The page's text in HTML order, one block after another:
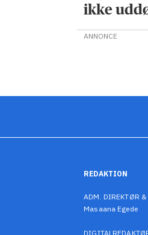
ikke
ANNONCE
REDAKTION
ADM. DIREKTØR &
Masaana Egede